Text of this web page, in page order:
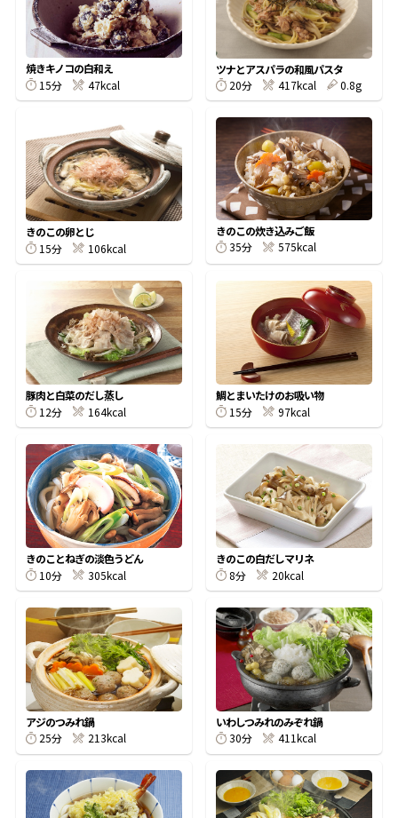
新鮮一番 『氷熟®』
『踊り節』
鰹節屋の
だしパック
商品情報一覧
おすすめサイト
かつおだしが決め手！簡単茶碗蒸し
焼きキノコの白和え
15分
47kcal
ツナとアスパラの和風パスタ
20分
417kcal 0.8g
きのこの卵とじ
15分
106kcal
きのこの炊き込みご飯
35分
575kcal
豚肉と白菜のだし蒸し
12分
164kcal
鯛とまいたけのお吸い物
15分
97kcal
きのことねぎの淡色うどん
10分
305kcal
きのこの白だしマリネ
8分
20kcal
アジのつみれ鍋
25分
213kcal
いわしつみれのみぞれ鍋
30分
411kcal